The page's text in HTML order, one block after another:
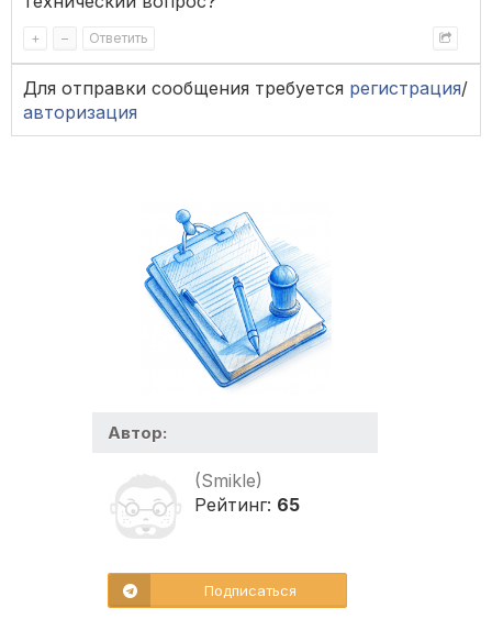
+ – Ответить
Для отправки сообщения требуется регистрация/
авторизация
Автор:
(Smikle)
Рейтинг: 65
Подписаться